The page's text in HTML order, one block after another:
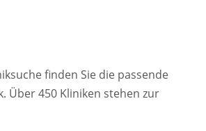
finden Sie die passende
Über 450 Kliniken stehen zur